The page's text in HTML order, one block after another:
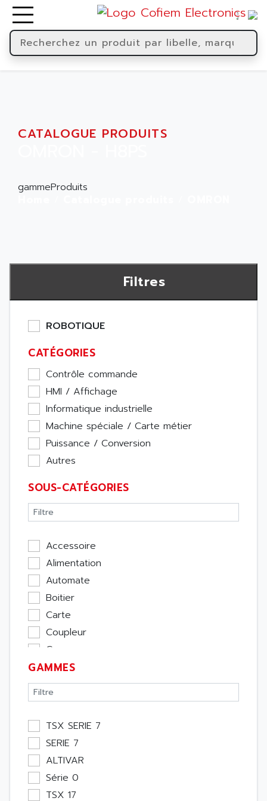
CATALOGUE PRODUITS
gammeProduits
Filtres
ROBOTIQUE
CATÉGORIES
Contrôle commande
HMI / Affichage
Informatique industrielle
Machine spéciale / Carte métier
Puissance / Conversion
Autres
SOUS-CATÉGORIES
Accessoire
Alimentation
Automate
Boitier
Carte
Coupleur
Cpu
Ecran
Entrée / Sortie
Memoire
Module Métier
Moteur
Pupitre Opérateur
Rack
Etude
GAMMES
TSX SERIE 7
SERIE 7
ALTIVAR
Série 0
TSX 17